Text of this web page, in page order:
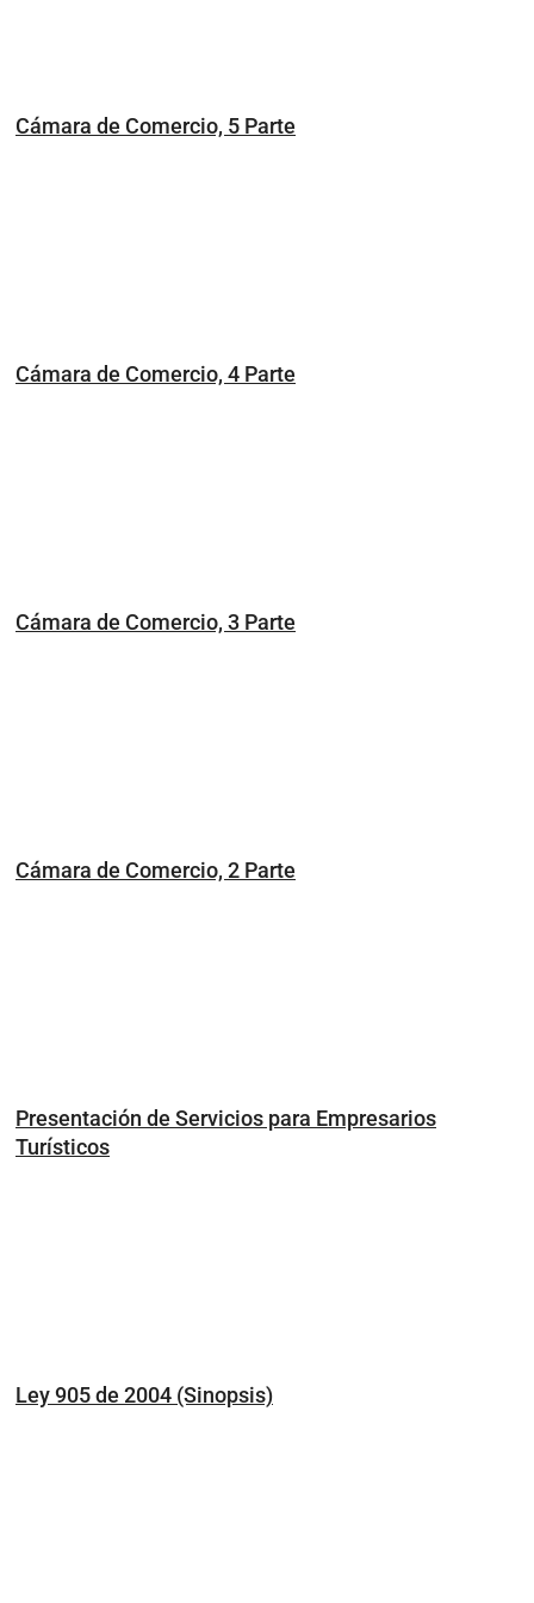
Cámara de Comercio, 5 Parte
Cámara de Comercio, 4 Parte
Cámara de Comercio, 3 Parte
Cámara de Comercio, 2 Parte
Presentación de Servicios para Empresarios
Turísticos
Ley 905 de 2004 (Sinopsis)